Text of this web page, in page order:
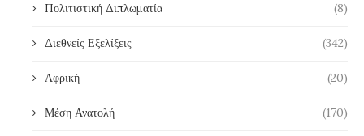
Πολιτιστική Διπλωματία (8)
Διεθνείς Εξελίξεις (342)
Αφρική (20)
Μέση Ανατολή (170)